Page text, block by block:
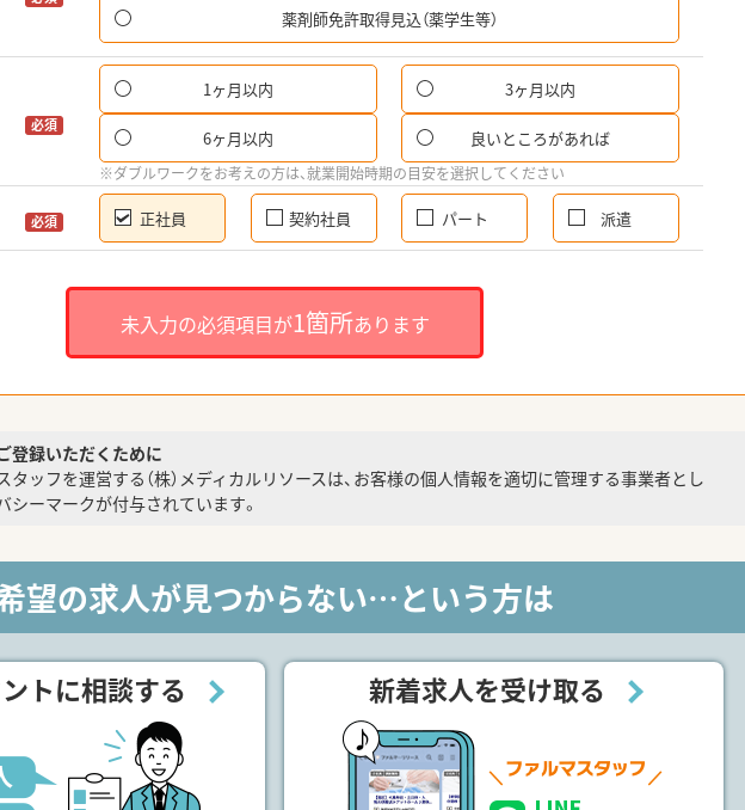
薬剤師免許取得見込（薬学生等）
必須
1ヶ月以内 3ヶ月以内
6ヶ月以内 良いところがあれば
※ダブルワークをお考えの方は、就業開始時期の目安を選択してください
必須 正社員 契約社員 パート 派遣
未入力の必須項目が1箇所あります
登録いただくために
タッフを運営する（株）メディカルリソースは、お客様の個人情報を適切に管理する事業者とし
シーマークが付与されています。
望の求人が見つからない…という方は
トに相談する 新着求人を受け取る